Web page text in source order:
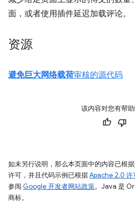
面，或者使用插件延迟加载评论。
资源
避免巨大网络载荷审核的源代码
该内容对您有帮助
如未另行说明，那么本页面中的内容已根据
许可，并且代码示例已根据Apache 2.0 许
参阅 Google 开发者网站政策。Java 是
商标。